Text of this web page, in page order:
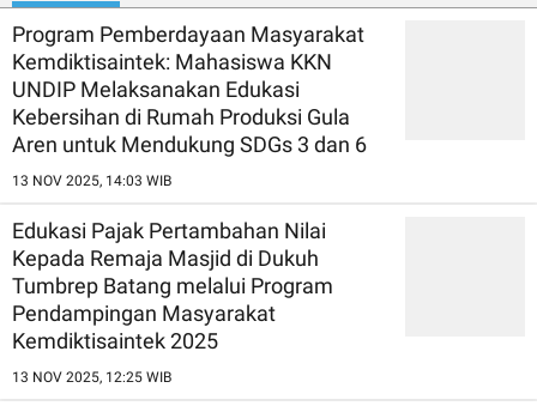
Program Pemberdayaan Masyarakat
Kemdiktisaintek: Mahasiswa KKN
UNDIP Melaksanakan Edukasi
Kebersihan di Rumah Produksi Gula
Aren untuk Mendukung SDGs 3 dan 6
13 NOV 2025, 14:03 WIB
Edukasi Pajak Pertambahan Nilai
Kepada Remaja Masjid di Dukuh
Tumbrep Batang melalui Program
Pendampingan Masyarakat
Kemdiktisaintek 2025
13 NOV 2025, 12:25 WIB